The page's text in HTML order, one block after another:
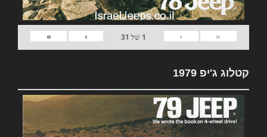
«
‹
1 של 31
›
»
קטלוג ג'יפ 1979